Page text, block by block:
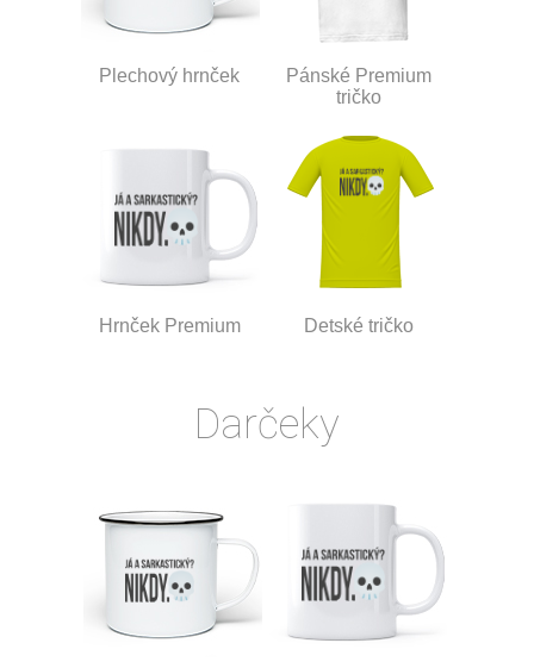
Plechový hrnček
Pánské Premium
tričko
Hrnček Premium Detské tričko
Darčeky